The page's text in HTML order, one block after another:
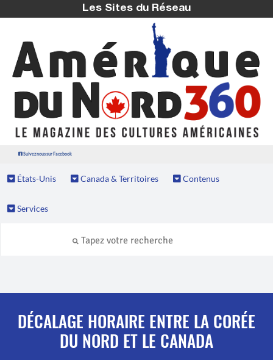
Les Sites du Réseau
Suivez nous sur Facebook
États-Unis Canada & Territoires Contenus
Services
DÉCALAGE HORAIRE ENTRE LA CORÉE
DU NORD ET LE CANADA